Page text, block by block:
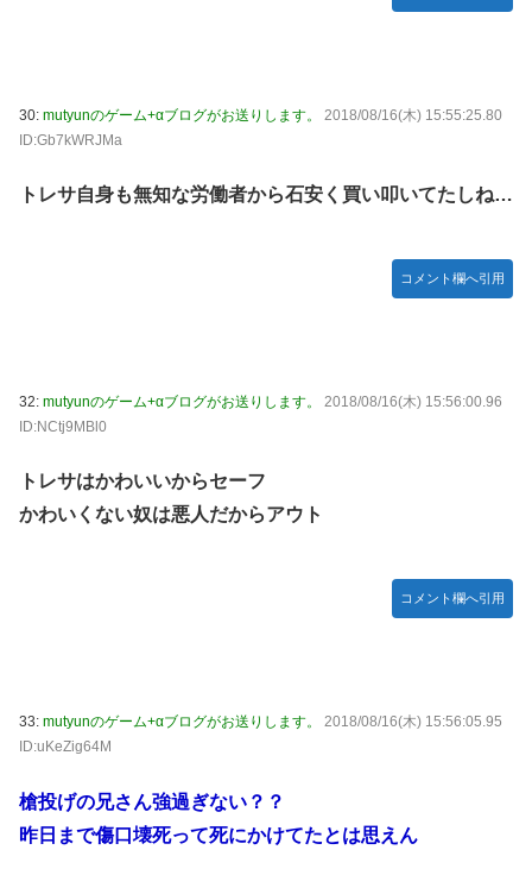
30: mutyunのゲーム+αブログがお送りします。
2018/08/16(木) 15:55:25.80
ID:Gb7kWRJMa
トレサ自身も無知な労働者から石安く買い叩いてたしね…
コメント欄へ引用
32: mutyunのゲーム+αブログがお送りします。
2018/08/16(木) 15:56:00.96
ID:NCtj9MBl0
トレサはかわいいからセーフ
かわいくない奴は悪人だからアウト
コメント欄へ引用
33: mutyunのゲーム+αブログがお送りします。
2018/08/16(木) 15:56:05.95
ID:uKeZig64M
槍投げの兄さん強過ぎない？？
昨日まで傷口壊死って死にかけてたとは思えん